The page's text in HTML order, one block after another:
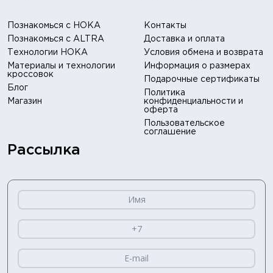
Познакомься с HOKA
Познакомься с ALTRA
Технологии HOKA
Материалы и технологии
кроссовок
Блог
Магазин
Контакты
Доставка и оплата
Условия обмена и возврата
Информация о размерах
Подарочные сертификаты
Политика
конфиденциальности и
оферта
Пользовательское
соглашение
Рассылка